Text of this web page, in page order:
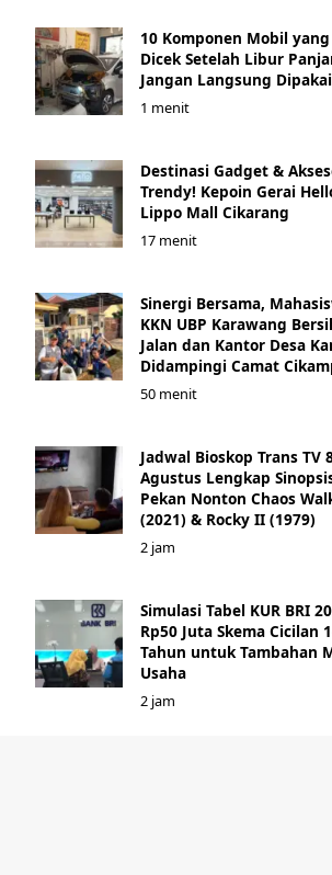
10 Komponen Mobil
Dicek Setelah Libur
Jangan Langsung
1 menit
Destinasi Gadget &
Trendy! Kepoin Gerai
Lippo Mall Cikarang
17 menit
Sinergi Bersama,
KKN UBP Karawang
Jalan dan Kantor Desa
Didampingi Camat
50 menit
Jadwal Bioskop Trans TV
Agustus Lengkap
Pekan Nonton Chaos
(2021) & Rocky II (1979)
2 jam
Simulasi Tabel KUR BRI
Rp50 Juta Skema Cicilan
Tahun untuk Tambahan
Usaha
2 jam